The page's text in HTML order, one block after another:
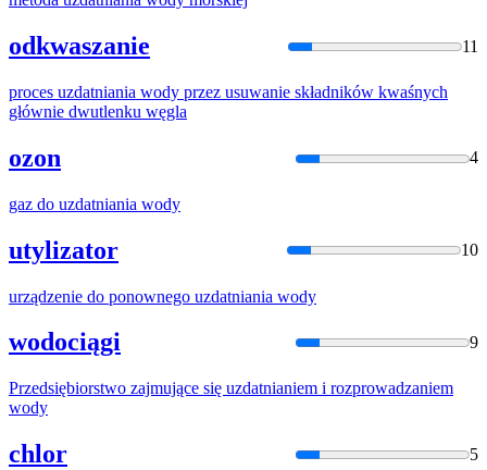
odkwaszanie 11
proces uzdatniania wody przez usuwanie składników kwaśnych
głównie dwutlenku węgla
ozon 4
gaz do uzdatniania wody
utylizator 10
urządzenie do ponownego uzdatniania wody
wodociągi 9
Przedsiębiorstwo zajmujące się uzdatnianiem i rozprowadzaniem
wody
chlor 5